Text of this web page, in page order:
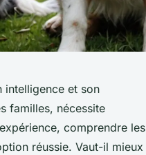
intelligence et son
familles, nécessite
comprendre les
réussie. Vaut-il mieux